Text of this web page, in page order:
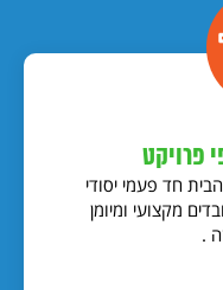
פרויקט
חד פעמי יסודי
מקצועי ומיומן
.